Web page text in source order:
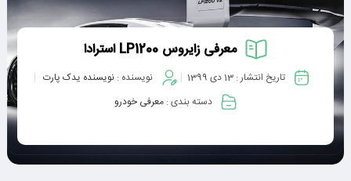
معرفی زایروس LP1200 استرادا
تاریخ انتشار : 13 دی 1399 نویسنده : نویسنده یدک پارت
دسته بندی :معرفی خودرو